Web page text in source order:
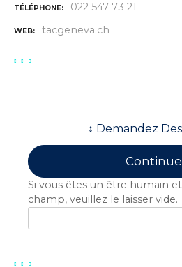
TÉLÉPHONE 022 547 73 21
WEB tacgeneva.ch
Si vous êtes un être humain
champ, veuillez le laisser vide.